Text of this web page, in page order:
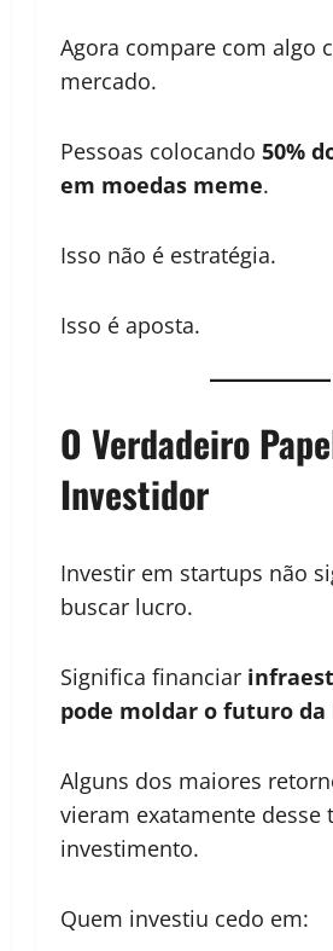
Agora compare com algo
mercado.
Pessoas colocando 50%
em moedas meme.
Isso não é estratégia.
Isso é aposta.
O Verdadeiro
Investidor
Investir em startups não
buscar lucro.
Significa financiar
pode moldar o futuro
Alguns dos maiores
vieram exatamente desse
investimento.
Quem investiu cedo em: